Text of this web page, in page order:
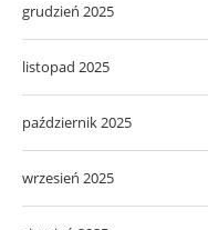
grudzień 2025
listopad 2025
październik 2025
wrzesień 2025